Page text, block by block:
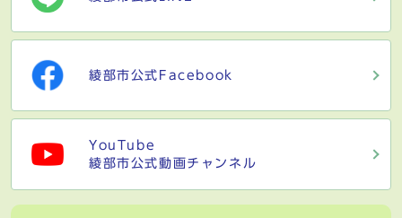
綾部市公式Facebook
YouTube
綾部市公式動画チャンネル